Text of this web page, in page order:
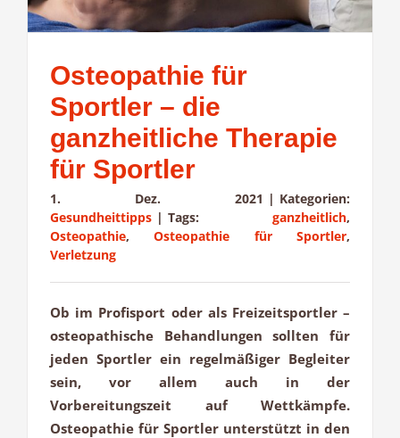
Osteopathie für
Sportler – die
ganzheitliche Therapie
für Sportler
1. Dez. 2021 | Kategorien:
Gesundheittipps | Tags: ganzheitlich,
Osteopathie,Osteopathie für Sportler,
Verletzung
Ob im Profisport oder als Freizeitsportler –
osteopathische Behandlungen sollten für
jeden Sportler ein regelmäßiger Begleiter
sein, vor allem auch in der
Vorbereitungszeit auf Wettkämpfe.
Osteopathie für Sportler unterstützt in den